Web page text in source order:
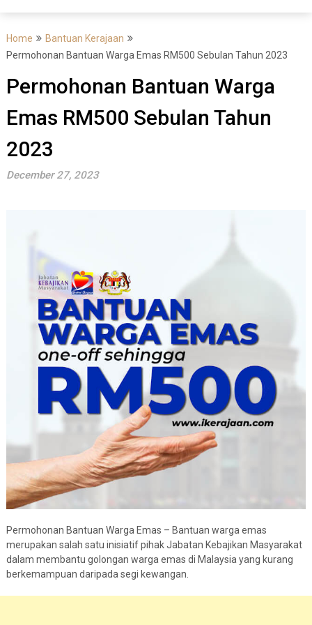
Home
Bantuan Kerajaan
Permohonan Bantuan Warga Emas RM500 Sebulan Tahun 2023
Permohonan Bantuan Warga
Emas RM500 Sebulan Tahun
2023
December 27, 2023
Permohonan Bantuan Warga Emas – Bantuan warga emas
merupakan salah satu inisiatif pihak Jabatan Kebajikan Masyarakat
dalam membantu golongan warga emas di Malaysia yang kurang
berkemampuan daripada segi kewangan.